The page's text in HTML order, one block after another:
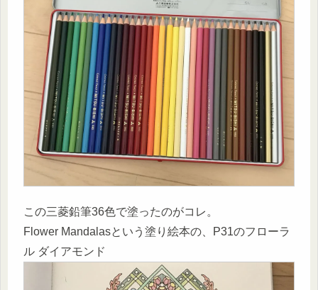
この三菱鉛筆36色で塗ったのがコレ。
Flower Mandalasという塗り絵本の、P31のフローラ
ル ダイアモンド